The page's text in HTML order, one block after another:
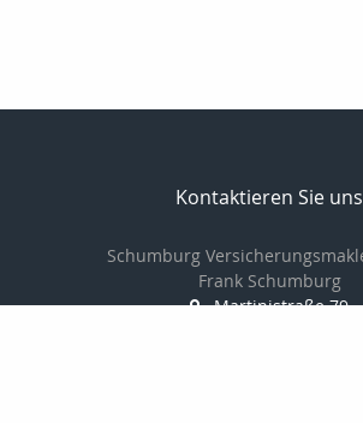
Kontaktieren Sie uns
Schumburg
Frank Schumburg
Martinistraße 79